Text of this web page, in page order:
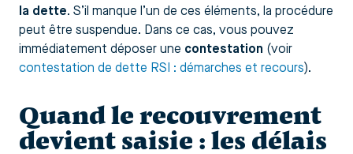
la dette. S’il manque l’un de ces éléments, la procédure
peut être suspendue. Dans ce cas, vous pouvez
immédiatement déposer une contestation (voir
contestation de dette RSI : démarches et recours).
Quand le recouvrement
devient saisie : les délais